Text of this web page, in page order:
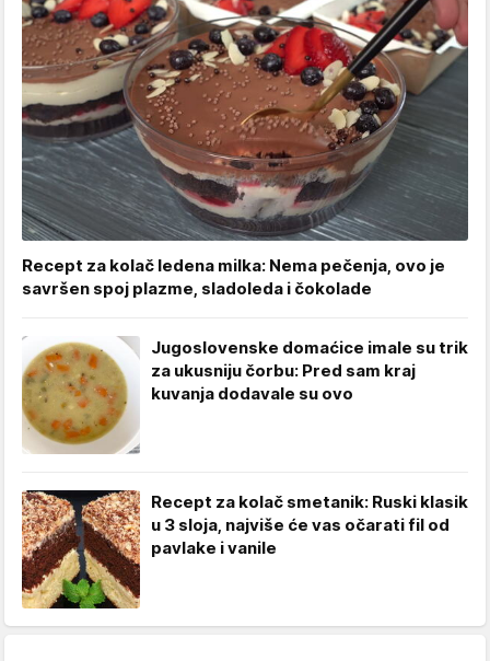
Recept za kolač ledena milka: Nema pečenja, ovo je
savršen spoj plazme, sladoleda i čokolade
Jugoslovenske domaćice imale su trik
za ukusniju čorbu: Pred sam kraj
kuvanja dodavale su ovo
Recept za kolač smetanik: Ruski klasik
u 3 sloja, najviše će vas očarati fil od
pavlake i vanile